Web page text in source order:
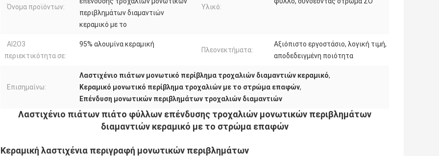
Όνομα προϊόντων:
περιβλημάτων διαμαντιών
κεραμικό με το
Υλικό:
Al2O3
περιεκτικότητα σε:
95% αλουμίνα κεραμική
Πλεονεκτήματα:
Αξιόπιστο εργοστάσιο, λογική τιμή,
αποδεδειγμένη ποιότητα
Επισημαίνω:
Λαστιχένιο πιάτων μονωτικό περίβλημα τροχαλιών διαμαντιών κεραμικό,
Κεραμικό μονωτικό περίβλημα τροχαλιών με το στρώμα επαφών,
Επένδυση μονωτικών περιβλημάτων τροχαλιών διαμαντιών
Λαστιχένιο πιάτων πιάτο φύλλων επένδυσης τροχαλιών μονωτικών περιβλημάτων
διαμαντιών κεραμικό με το στρώμα επαφών
Κεραμική λαστιχένια περιγραφή μονωτικών περιβλημάτων